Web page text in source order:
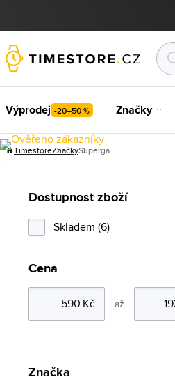
Výprodej -20–50 % Značky
TimestoreZnačkySuperga
Dostupnost zboží
Skladem (6)
Cena
až
Značka